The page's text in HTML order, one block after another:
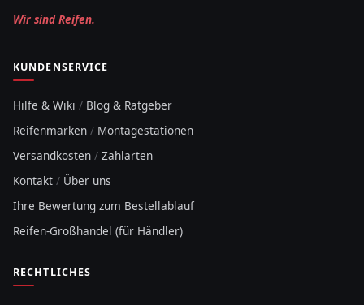
Wir sind Reifen.
KUNDENSERVICE
Hilfe & Wiki / Blog & Ratgeber
Reifenmarken / Montagestationen
Versandkosten / Zahlarten
Kontakt / Über uns
Ihre Bewertung zum Bestellablauf
Reifen-Großhandel (für Händler)
RECHTLICHES